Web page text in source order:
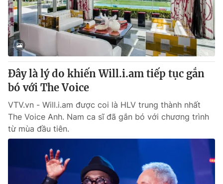
Đây là lý do khiến Will.i.am tiếp tục gắn
bó với The Voice
VTV.vn - Will.i.am được coi là HLV trung thành nhất
The Voice Anh. Nam ca sĩ đã gắn bó với chương trình
từ mùa đầu tiên.